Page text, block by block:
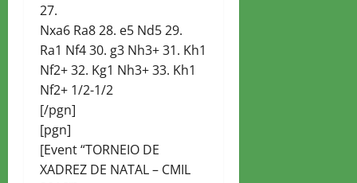
27.
Nxa6 Ra8 28. e5 Nd5 29.
Ra1 Nf4 30. g3 Nh3+ 31. Kh1
Nf2+ 32. Kg1 Nh3+ 33. Kh1
Nf2+ 1/2-1/2
[/pgn]
[pgn]
[Event “TORNEIO DE
XADREZ DE NATAL – CMIL